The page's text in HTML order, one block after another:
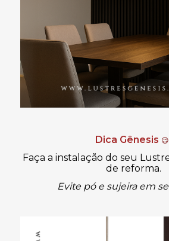
Dica Gênesis 😉
Faça a instalação do seu
de reforma.
Evite pó e sujeira em